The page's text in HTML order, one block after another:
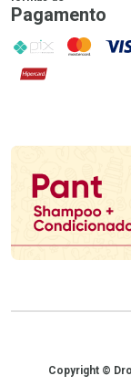
Pagamento
PIX MasterCard
Hipercard
Promoção
CopyrightCopyright ©